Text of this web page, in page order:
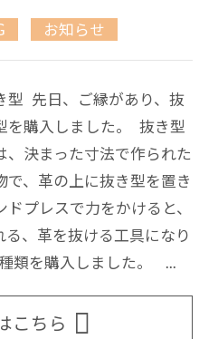
お知らせ
型 先日、ご縁があり、抜
を購入しました。 抜き型
、決まった寸法で作られた
で、革の上に抜き型を置き
ドプレスで力をかけると、
、革を抜ける工具になり
類を購入しました。 ...
こちら